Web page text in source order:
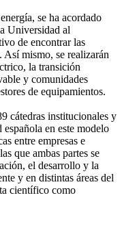
se ha acordado
Universidad al
de encontrar las
Así mismo, se realizarán
la transición
y comunidades
de equipamientos.
cátedras institucionales y
en este modelo
entre empresas e
que ambas partes se
el desarrollo y la
y en distintas áreas del
científico como